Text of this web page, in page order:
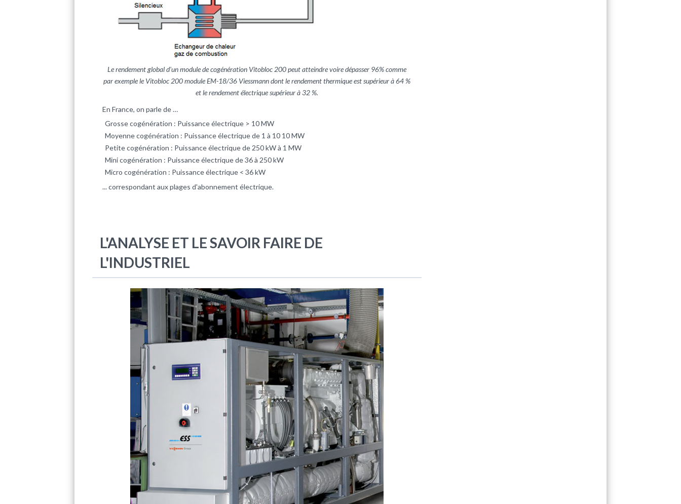
Le rendement global d’un module de cogénération Vitobloc 200 peut atteindre voire dépasser 96% comme
par exemple le Vitobloc 200 module EM-18/36 Viessmann dont le rendement thermique est supérieur à 64 %
et le rendement électrique supérieur à 32 %.
En France, on parle de …
Grosse cogénération : Puissance électrique > 10 MW
Moyenne cogénération : Puissance électrique de 1 à 10 10 MW
Petite cogénération : Puissance électrique de 250 kW à 1 MW
Mini cogénération : Puissance électrique de 36 à 250 kW
Micro cogénération : Puissance électrique < 36 kW
... correspondant aux plages d'abonnement électrique.
L'ANALYSE ET LE SAVOIR FAIRE DE
L'INDUSTRIEL